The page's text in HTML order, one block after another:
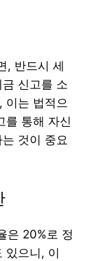
, 반드시 세
신고를 소
이는 법적으
를 통해 자신
것이 중요
은 20%로 정
있으니, 이